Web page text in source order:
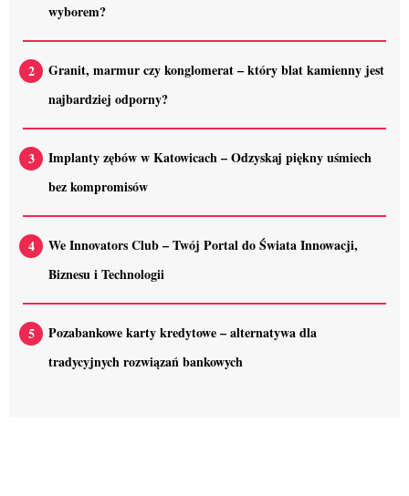
wyborem?
Granit, marmur czy konglomerat – który blat kamienny jest
najbardziej odporny?
Implanty zębów w Katowicach – Odzyskaj piękny uśmiech
bez kompromisów
We Innovators Club – Twój Portal do Świata Innowacji,
Biznesu i Technologii
Pozabankowe karty kredytowe – alternatywa dla
tradycyjnych rozwiązań bankowych